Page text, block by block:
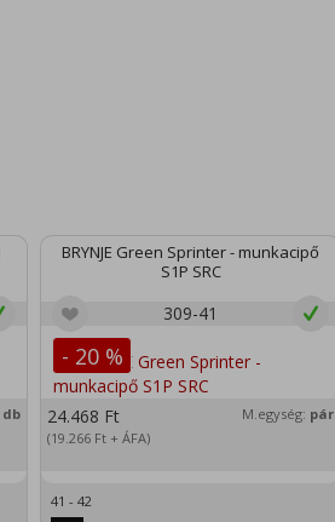
db
BRYNJE Green Sprinter - munkacipő
S1P SRC
309-41
- 20 %
24.468 Ft
(19.266 Ft + ÁFA)
M.egység: pár
41 - 42